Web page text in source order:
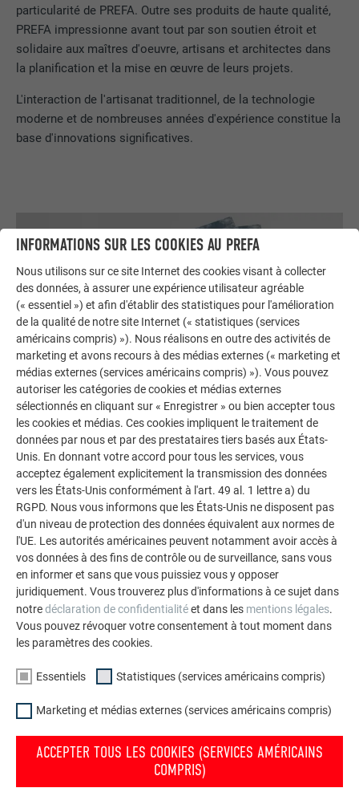
particularité de PREFA. Outre ses produits de haute qualité,
PREFA impressionne avant tout par son soutien étroit et
solidaire aux maîtres d'oeuvre, artisans et architectes dans
la planification et la mise en œuvre de leurs projets.
L'interaction de l'artisanat traditionnel, de la technologie
moderne et de nombreuses années d'expérience constitue la
base d'innovations significatives.
Commander gratuitement des prospectus PREFA
Toiture, façade, solaire, gouttières et protection contre les
crues – avec les produits PREFA en aluminium, votre maison
est non seulement jolie, mais aussi bien protégée !
COMMANDER GRATUITEMENT
INFORMATIONS SUR LES COOKIES AU PREFA
Nous utilisons sur ce site Internet des cookies visant à collecter
des données, à assurer une expérience utilisateur agréable
(« essentiel ») et afin d'établir des statistiques pour l'amélioration
de la qualité de notre site Internet (« statistiques (services
américains compris) »). Nous réalisons en outre des activités de
marketing et avons recours à des médias externes (« marketing et
médias externes (services américains compris) »). Vous pouvez
autoriser les catégories de cookies et médias externes
sélectionnés en cliquant sur « Enregistrer » ou bien accepter tous
les cookies et médias. Ces cookies impliquent le traitement de
données par nous et par des prestataires tiers basés aux États-
Unis. En donnant votre accord pour tous les services, vous
acceptez également explicitement la transmission des données
vers les États-Unis conformément à l'art. 49 al. 1 lettre a) du
RGPD. Nous vous informons que les États-Unis ne disposent pas
d'un niveau de protection des données équivalent aux normes de
l'UE. Les autorités américaines peuvent notamment avoir accès à
vos données à des fins de contrôle ou de surveillance, sans vous
en informer et sans que vous puissiez vous y opposer
juridiquement. Vous trouverez plus d'informations à ce sujet dans
notredéclaration de confidentialitéet dans les mentions légales.
Vous pouvez révoquer votre consentement à tout moment dans
les paramètres des cookies.
Essentiels Statistiques (services américains compris)
Marketing et médias externes (services américains compris)
ACCEPTER TOUS LES COOKIES (SERVICES AMÉRICAINS
COMPRIS)